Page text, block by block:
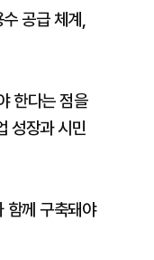
공급 체계,
한다는 점을
성장과 시민
함께 구축돼야